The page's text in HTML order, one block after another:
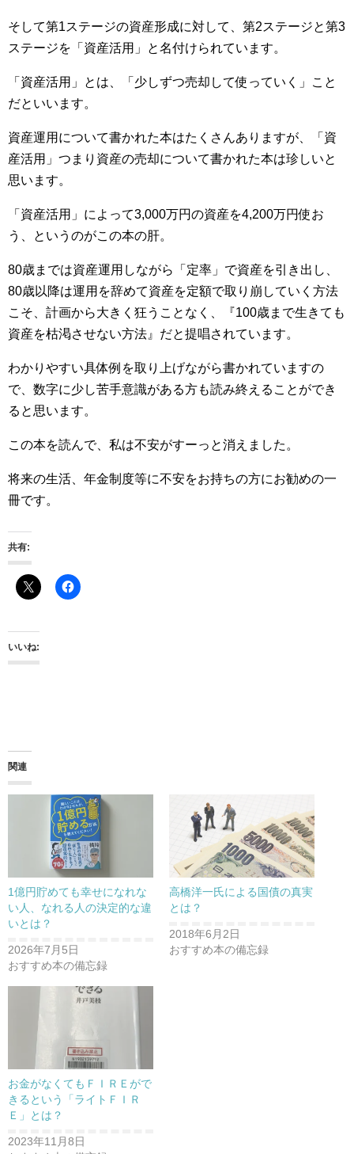
そして第1ステージの資産形成に対して、第2ステージと第3
ステージを「資産活用」と名付けられています。
「資産活用」とは、「少しずつ売却して使っていく」こと
だといいます。
資産運用について書かれた本はたくさんありますが、「資
産活用」つまり資産の売却について書かれた本は珍しいと
思います。
「資産活用」によって3,000万円の資産を4,200万円使お
う、というのがこの本の肝。
80歳までは資産運用しながら「定率」で資産を引き出し、
80歳以降は運用を辞めて資産を定額で取り崩していく方法
こそ、計画から大きく狂うことなく、『100歳まで生きても
資産を枯渇させない方法』だと提唱されています。
わかりやすい具体例を取り上げながら書かれていますの
で、数字に少し苦手意識がある方も読み終えることができ
ると思います。
この本を読んで、私は不安がすーっと消えました。
将来の生活、年金制度等に不安をお持ちの方にお勧めの一
冊です。
共有:
いいね:
関連
1億円貯めても幸せになれな
い人、なれる人の決定的な違
いとは？
2026年7月5日
おすすめ本の備忘録
高橋洋一氏による国債の真実
とは？
2018年6月2日
おすすめ本の備忘録
お金がなくてもＦＩＲＥがで
きるという「ライトＦＩＲ
Ｅ」とは？
2023年11月8日